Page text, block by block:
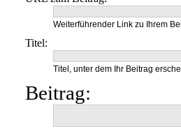
Weiterführender Link zu Ihrem
Titel:
Titel, unter dem Ihr Beitrag
Beitrag: